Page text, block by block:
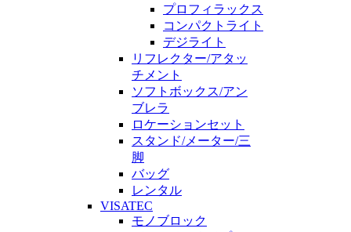
プロフィラックス
コンパクトライト
デジライト
リフレクター/アタッ
チメント
ソフトボックス/アン
ブレラ
ロケーションセット
スタンド/メーター/三
脚
バッグ
レンタル
VISATEC
モノブロック